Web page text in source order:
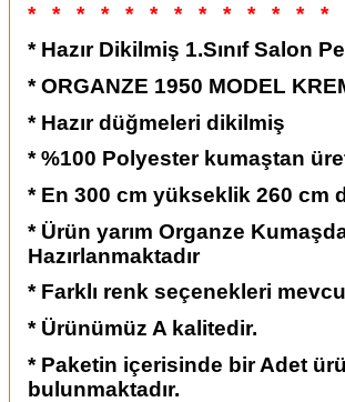
*
* * * * * * * * * * * *
* Hazır Dikilmiş 1.Sınıf Salon
*ORGANZE 1950 MODEL
* Hazır düğmeleri dikilmiş
* %100 Polyester kumaştan
* En 300 cm yükseklik 260 cm
* Ürün yarım Organze
Hazırlanmaktadır
* Farklı renk seçenekleri
* Ürünümüz A kalitedir.
* Paketin içerisinde bir Adet
bulunmaktadır.